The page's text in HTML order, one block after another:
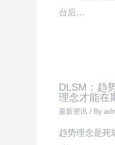
台后…
DLSM：趋
理念才能在
最新资讯/ By
趋势理念是死